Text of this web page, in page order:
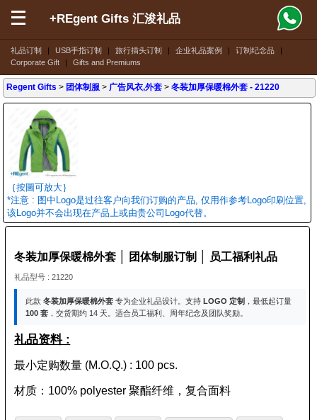
礼品订制 | USB手指订制 | 旅行插头订制 | 企业礼品案例 | 订制纪念品
|
Corporate Gift
| Gifts and Premiums
+REgent Gifts 汇浚礼品
Regent Gifts > 团体制服 > 广告风衣,外套 >冬装加厚保暖棉外套 - 21220
｛按圖可放大｝
*注意 : 图中Logo是过往客户向我们订购的产品, 仅用作参考Logo印刷位置,
该Logo并不会出现在产品上或由贵公司Logo代替。
冬装加厚保暖棉外套 │ 团体制服订制 │ 员工福利礼品
礼品型号 : 21220
此款 冬装加厚保暖棉外套专为企业礼品设计。支持 LOGO 定制 ，最低起订量
100 套，交货期约 14 天。适合员工福利、周年纪念及团队奖励。
礼品资料 :
最小定购数量 (M.O.Q.) : 100 pcs.
材质：100% polyester 聚酯纤维，复合面料